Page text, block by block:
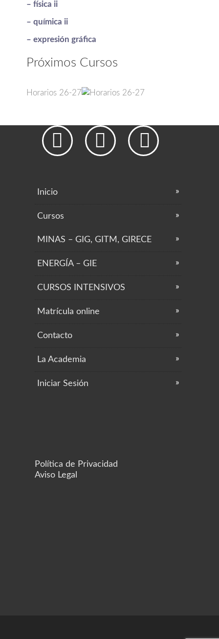
– física ii
– química ii
– expresión gráfica
Próximos Cursos
Horarios 26-27
  
Inicio
Cursos
MINAS – GIG, GITM, GIRECE
ENERGÍA – GIE
CURSOS INTENSIVOS
Matrícula online
Contacto
La Academia
Iniciar Sesión
Política de Privacidad
Aviso Legal